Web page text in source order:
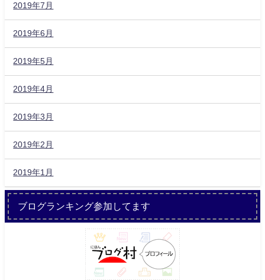
2019年7月
2019年6月
2019年5月
2019年4月
2019年3月
2019年2月
2019年1月
ブログランキング参加してます